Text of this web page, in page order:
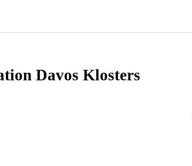
Davos Klosters